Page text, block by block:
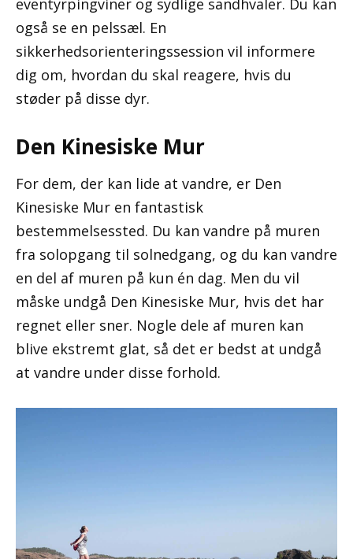
eventyrpingviner og sydlige sandhvaler. Du kan
også se en pelssæl. En
sikkerhedsorienteringssession vil informere
dig om, hvordan du skal reagere, hvis du
støder på disse dyr.
Den Kinesiske Mur
For dem, der kan lide at vandre, er Den
Kinesiske Mur en fantastisk
bestemmelsessted. Du kan vandre på muren
fra solopgang til solnedgang, og du kan vandre
en del af muren på kun én dag. Men du vil
måske undgå Den Kinesiske Mur, hvis det har
regnet eller sner. Nogle dele af muren kan
blive ekstremt glat, så det er bedst at undgå
at vandre under disse forhold.